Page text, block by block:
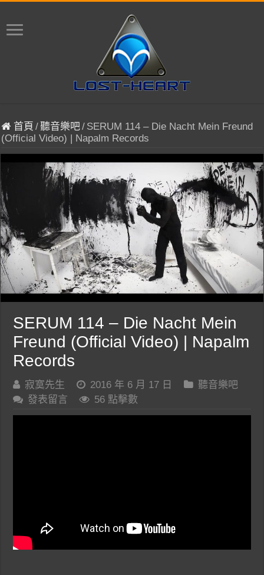
首頁 /聽音樂吧/ SERUM 114 – Die Nacht Mein Freund
(Official Video) | Napalm Records
SERUM 114 – Die Nacht Mein
Freund (Official Video) | Napalm
Records
寂寞先生 2016 年 6 月 17 日
聽音樂吧
發表留言
56 點擊數